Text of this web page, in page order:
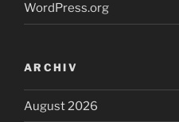
WordPress.org
ARCHIV
August 2026